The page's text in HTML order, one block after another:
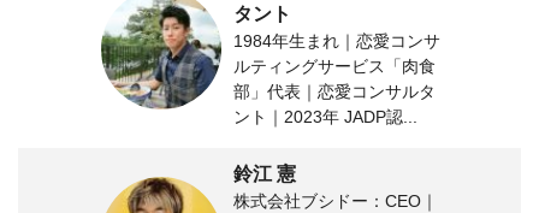
タント
1984年生まれ｜恋愛コンサ
ルティングサービス「肉食
部」代表｜恋愛コンサルタ
ント｜2023年 JADP認...
鈴江 憲
株式会社ブシドー：CEO｜